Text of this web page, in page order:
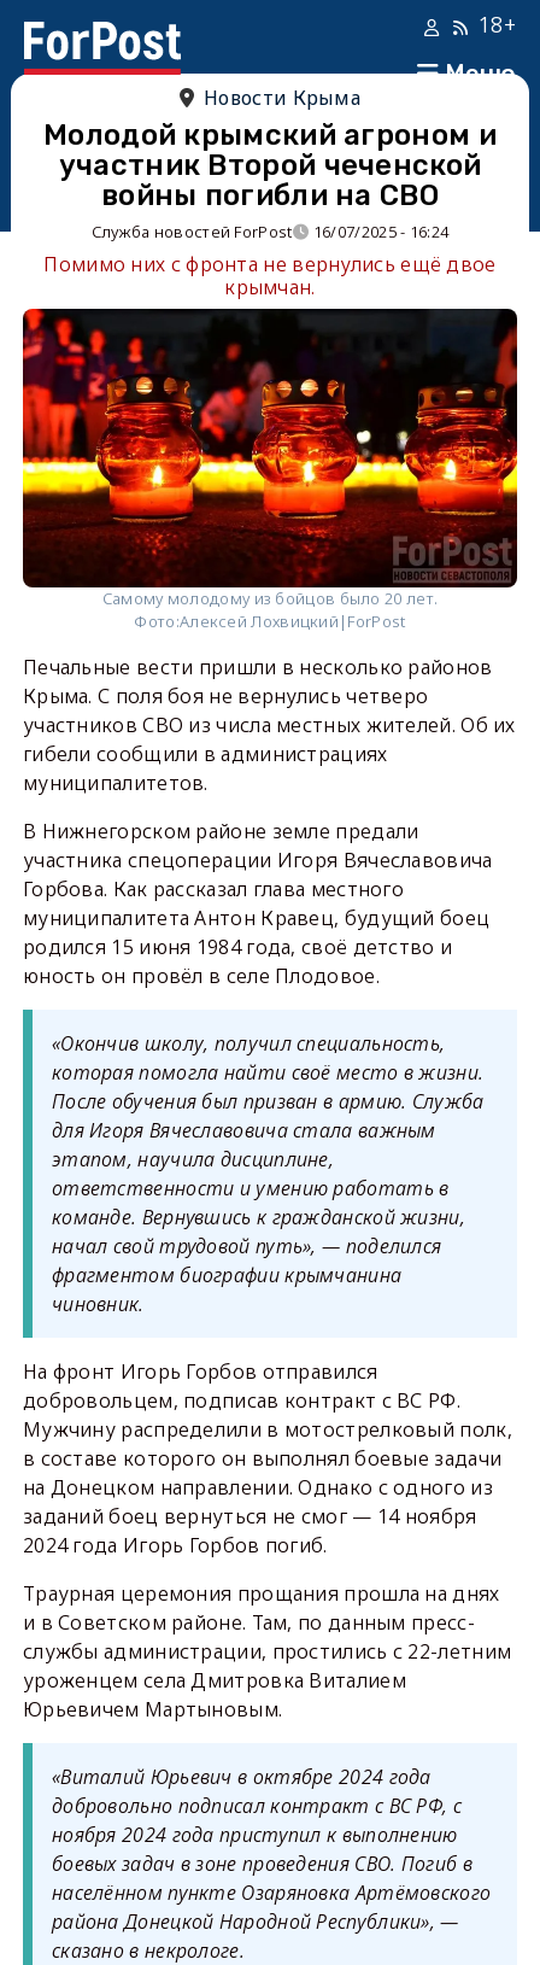
Меню
18+
Новости Крыма
Молодой крымский агроном и
участник Второй чеченской
войны погибли на СВО
Служба новостей ForPost 16/07/2025 - 16:24
Помимо них с фронта не вернулись ещё двое
крымчан.
Самому молодому из бойцов было 20 лет.
Фото:Алексей Лохвицкий|ForPost
Печальные вести пришли в несколько районов
Крыма. С поля боя не вернулись четверо
участников СВО из числа местных жителей. Об их
гибели сообщили в администрациях
муниципалитетов.
В Нижнегорском районе земле предали
участника спецоперации Игоря Вячеславовича
Горбова. Как рассказал глава местного
муниципалитета Антон Кравец, будущий боец
родился 15 июня 1984 года, своё детство и
юность он провёл в селе Плодовое.
«Окончив школу, получил специальность,
которая помогла найти своё место в жизни.
После обучения был призван в армию. Служба
для Игоря Вячеславовича стала важным
этапом, научила дисциплине,
ответственности и умению работать в
команде. Вернувшись к гражданской жизни,
начал свой трудовой путь», — поделился
фрагментом биографии крымчанина
чиновник.
На фронт Игорь Горбов отправился
добровольцем, подписав контракт с ВС РФ.
Мужчину распределили в мотострелковый полк,
в составе которого он выполнял боевые задачи
на Донецком направлении. Однако с одного из
заданий боец вернуться не смог — 14 ноября
2024 года Игорь Горбов погиб.
Траурная церемония прощания прошла на днях
и в Советском районе. Там, по данным пресс-
службы администрации, простились с 22-летним
уроженцем села Дмитровка Виталием
Юрьевичем Мартыновым.
«Виталий Юрьевич в октябре 2024 года
добровольно подписал контракт с ВС РФ, с
ноября 2024 года приступил к выполнению
боевых задач в зоне проведения СВО. Погиб в
населённом пункте Озаряновка Артёмовского
района Донецкой Народной Республики», —
сказано в некрологе.